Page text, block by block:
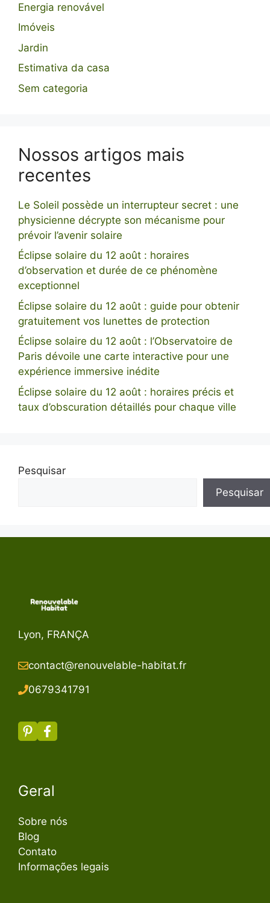
Energia renovável
Imóveis
Jardin
Estimativa da casa
Sem categoria
Nossos artigos mais
recentes
Le Soleil possède un interrupteur secret : une
physicienne décrypte son mécanisme pour
prévoir l’avenir solaire
Éclipse solaire du 12 août : horaires
d’observation et durée de ce phénomène
exceptionnel
Éclipse solaire du 12 août : guide pour obtenir
gratuitement vos lunettes de protection
Éclipse solaire du 12 août : l’Observatoire de
Paris dévoile une carte interactive pour une
expérience immersive inédite
Éclipse solaire du 12 août : horaires précis et
taux d’obscuration détaillés pour chaque ville
Pesquisar
Pesquisar
Lyon, FRANÇA
contact@renouvelable-habitat.fr
0679341791
Geral
Sobre nós
Blog
Contato
Informações legais